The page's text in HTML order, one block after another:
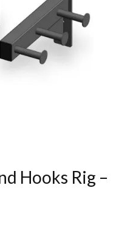
Hooks Rig –